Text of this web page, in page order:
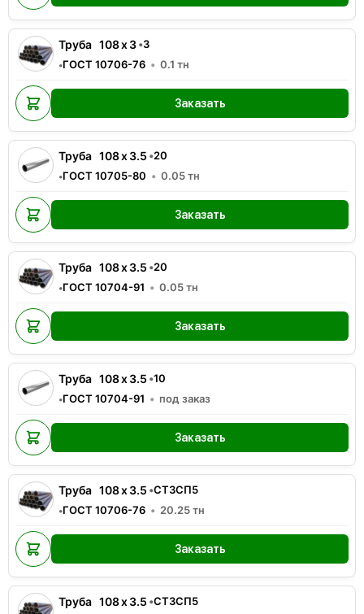
Труба 108x3•3
•ГОСТ 10706-76 0.1 тн
Заказать
Труба 108x3.5 •20
•ГОСТ 10705-80 0.05тн
Заказать
Труба 108x3.5 •20
•ГОСТ 10704-91 0.05тн
Заказать
Труба 108x3.5 •10
•ГОСТ 10704-91 под заказ
Заказать
Труба 108x3.5 •СТ3СП5
•ГОСТ 10706-76 20.25тн
Заказать
Труба 108x3.5 •СТ3СП5